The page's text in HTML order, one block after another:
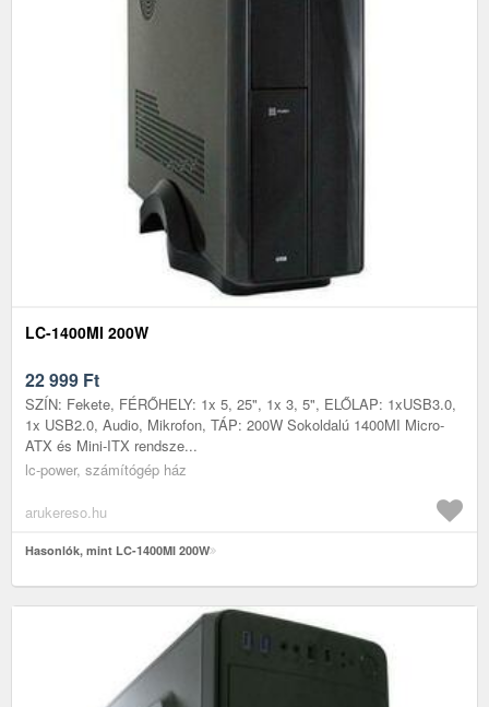
LC-1400MI 200W
22 999 Ft
SZÍN: Fekete, FÉRŐHELY: 1x 5, 25", 1x 3, 5", ELŐLAP: 1xUSB3.0,
1x USB2.0, Audio, Mikrofon, TÁP: 200W Sokoldalú 1400MI Micro-
ATX és Mini-ITX rendsze...
lc-power, számítógép ház
arukereso.hu
Hasonlók, mint LC-1400MI 200W